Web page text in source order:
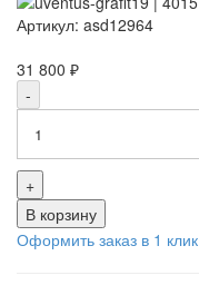
Артикул: asd12964
31 800 ₽
-
+
В корзину
Оформить заказ в 1 клик